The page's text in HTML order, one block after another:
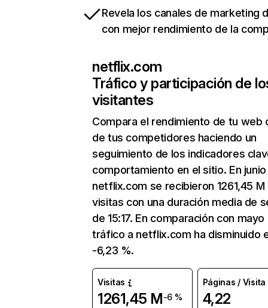
Revela los canales de marketing
con mejor rendimiento de la
netflix.com
Tráfico y participación de
visitantes
Compara el rendimiento de tu web
de tus competidores haciendo un
seguimiento de los indicadores
comportamiento en el sitio. En junio
netflix.com se recibieron 1261,45 M
visitas con una duración media de
de 15:17. En comparación con mayo
tráfico a netflix.com ha disminuido
-6,23 %.
Visitas
1261,45 M-6 %
Páginas / Visita
4,22